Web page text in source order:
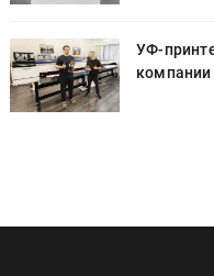
УФ-
компании